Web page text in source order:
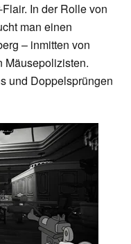
In der Rolle von
man einen
– inmitten von
Mäusepolizisten.
und Doppelsprüngen